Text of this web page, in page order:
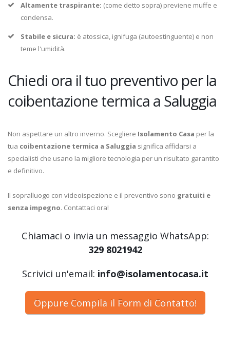
Altamente traspirante: (come detto sopra) previene muffe e
condensa.
Stabile e sicura: è atossica, ignifuga (autoestinguente) e non
teme l'umidità.
Chiedi ora il tuo preventivo per la
coibentazione termica a Saluggia
Non aspettare un altro inverno. Scegliere Isolamento Casa per la
tua coibentazione termica a Saluggia significa affidarsi a
specialisti che usano la migliore tecnologia per un risultato garantito
e definitivo.
Il sopralluogo con videoispezione e il preventivo sono gratuiti e
senza impegno. Contattaci ora!
Chiamaci o invia un messaggio WhatsApp:
329 8021942
Scrivici un'email: info@isolamentocasa.it
Oppure Compila il Form di Contatto!